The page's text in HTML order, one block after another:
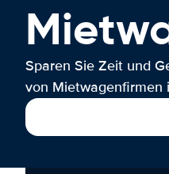
Sparen Sie Zeit und
von Mietwagenfirmen